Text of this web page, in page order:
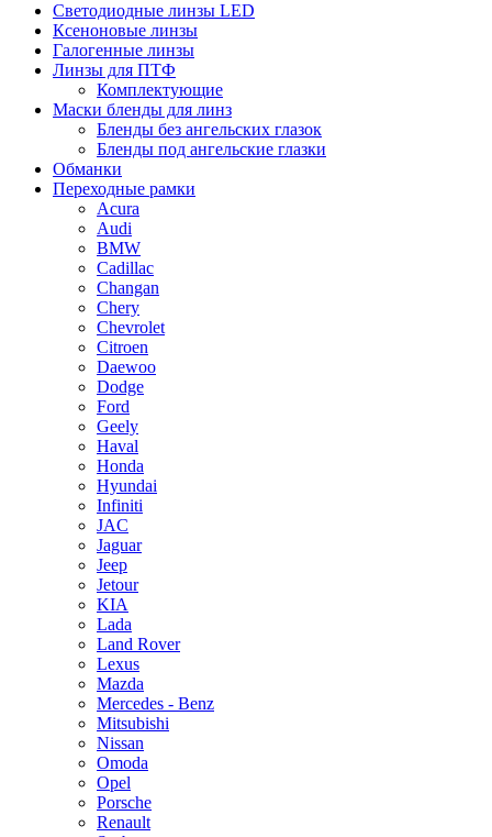
Светодиодные линзы LED
Ксеноновые линзы
Галогенные линзы
Линзы для ПТФ
Комплектующие
Маски бленды для линз
Бленды без ангельских глазок
Бленды под ангельские глазки
Обманки
Переходные рамки
Acura
Audi
BMW
Cadillac
Changan
Chery
Chevrolet
Citroen
Daewoo
Dodge
Ford
Geely
Haval
Honda
Hyundai
Infiniti
JAC
Jaguar
Jeep
Jetour
KIA
Lada
Land Rover
Lexus
Mazda
Mercedes - Benz
Mitsubishi
Nissan
Omoda
Opel
Porsche
Renault